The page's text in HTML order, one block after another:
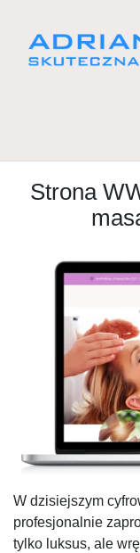
Strona
W dzisiejszym
profesjonalnie
tylko luksus, ale